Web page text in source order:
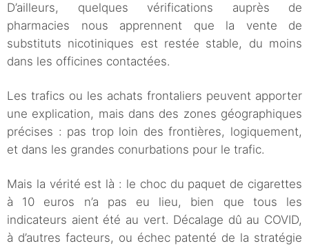
D’ailleurs, quelques vérifications auprès de
pharmacies nous apprennent que la vente de
substituts nicotiniques est restée stable, du moins
dans les officines contactées.
Les trafics ou les achats frontaliers peuvent apporter
une explication, mais dans des zones géographiques
précises : pas trop loin des frontières, logiquement,
et dans les grandes conurbations pour le trafic.
Mais la vérité est là : le choc du paquet de cigarettes
à 10 euros n’a pas eu lieu, bien que tous les
indicateurs aient été au vert. Décalage dû au COVID,
à d’autres facteurs, ou échec patenté de la stratégie